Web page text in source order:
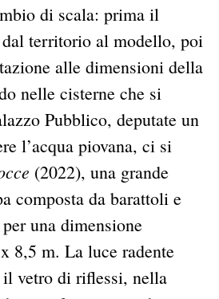
di scala: prima il
territorio al modello, poi
alle dimensioni della
nelle cisterne che si
Pubblico, deputate un
l’acqua piovana, ci si
(2022), una grande
composta da barattoli e
una dimensione
8,5 m. La luce radente
vetro di riflessi, nella